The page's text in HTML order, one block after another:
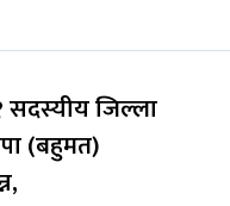
जिल्ला
(बहुमत)